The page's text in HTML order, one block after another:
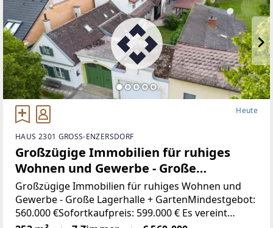
Heute
HAUS 2301 GROSS-ENZERSDORF
Großzügige Immobilien für ruhiges
Wohnen und Gewerbe - Große
Lagerhalle + Garten
Großzügige Immobilien für ruhiges Wohnen und
Gewerbe - Große Lagerhalle + GartenMindestgebot:
560.000 €Sofortkaufpreis: 599.000 € Es vereint